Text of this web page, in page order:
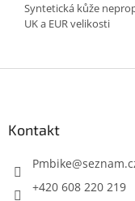
Syntetická kůže
UK a EUR velikosti
Kontakt
Pmbike@
+420 608 220 219